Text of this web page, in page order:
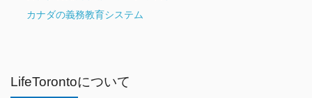
カナダの義務教育システム
LifeTorontoについて